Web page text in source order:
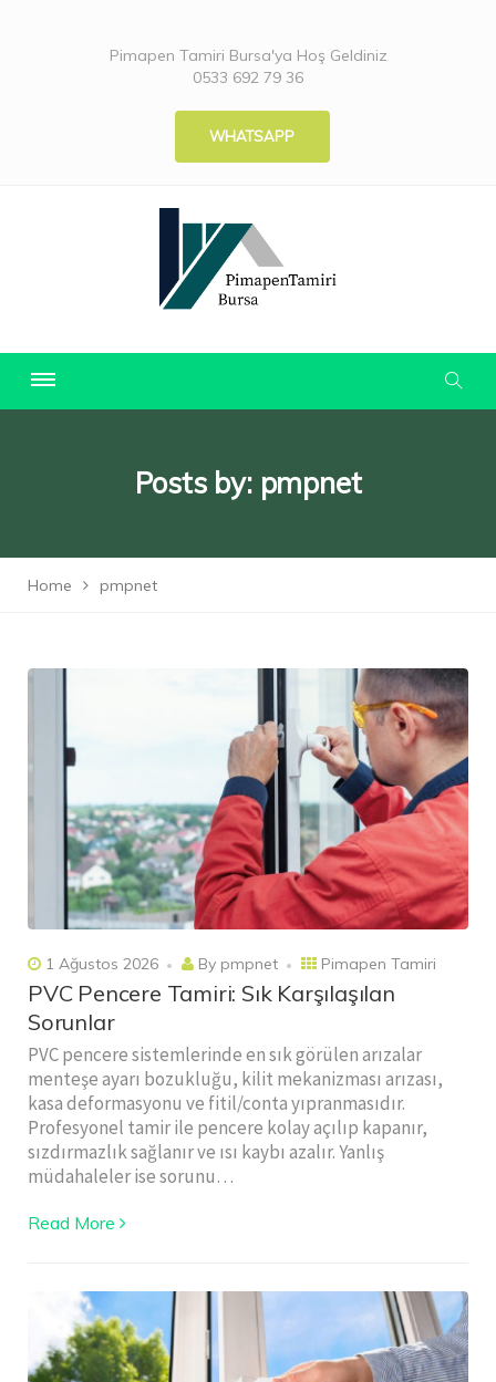
Pimapen Tamiri Bursa'ya Hoş Geldiniz
0533 692 79 36
WHATSAPP
Posts by: pmpnet
Home pmpnet
1 Ağustos 2026 By pmpnet Pimapen Tamiri
PVC Pencere Tamiri: Sık Karşılaşılan
Sorunlar
PVC pencere sistemlerinde en sık görülen arızalar
menteşe ayarı bozukluğu, kilit mekanizması arızası,
kasa deformasyonu ve fitil/conta yıpranmasıdır.
Profesyonel tamir ile pencere kolay açılıp kapanır,
sızdırmazlık sağlanır ve ısı kaybı azalır. Yanlış
müdahaleler ise sorunu…
Read More